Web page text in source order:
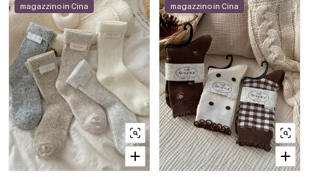
magazzino in Cina magazzino in Cina